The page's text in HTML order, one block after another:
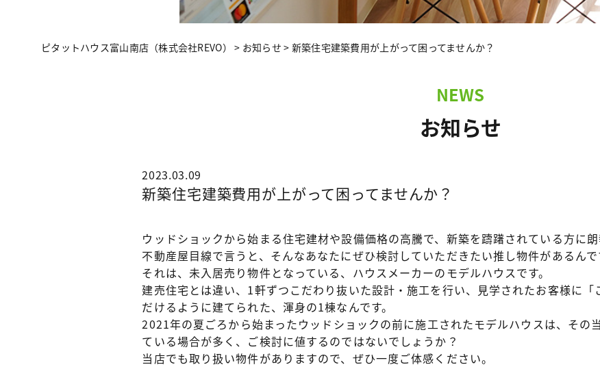
ピタットハウス富山南店（株式会社REVO） > お知らせ > 新築住宅建築費用が上がって困ってませんか？
NEWS
お知らせ
2023.03.09
新築住宅建築費用が上がって困ってませんか？
ウッドショックから始まる住宅建材や設備価格の高騰で、新築を躊躇されている方に朗
不動産屋目線で言うと、そんなあなたにぜひ検討していただきたい推し物件があるんで
それは、未入居売り物件となっている、ハウスメーカーのモデルハウスです。
建売住宅とは違い、1軒ずつこだわり抜いた設計・施工を行い、見学されたお客様に
だけるように建てられた、渾身の1棟なんです。
2021年の夏ごろから始まったウッドショックの前に施工されたモデルハウスは、その
ている場合が多く、ご検討に値するのではないでしょうか？
当店でも取り扱い物件がありますので、ぜひ一度ご体感ください。